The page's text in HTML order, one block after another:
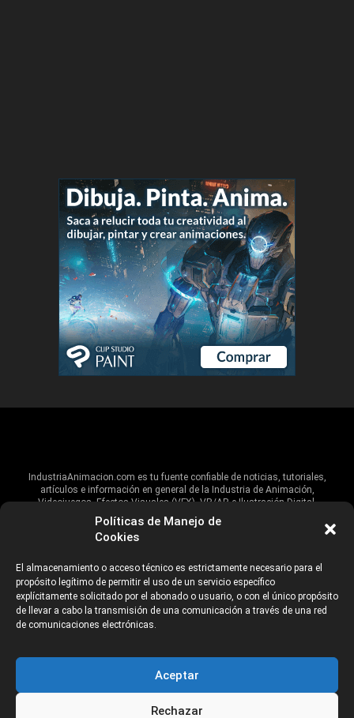
Políticas de Manejo de
Cookies
El almacenamiento o acceso técnico es estrictamente necesario para el
propósito legítimo de permitir el uso de un servicio específico
explícitamente solicitado por el abonado o usuario, o con el único propósito
de llevar a cabo la transmisión de una comunicación a través de una red
de comunicaciones electrónicas.
Aceptar
Rechazar
IndustriaAnimacion.com es tu fuente confiable de noticias, tutoriales,
artículos e información en general de la Industria de Animación,
Videojuegos, Efectos Visuales (VFX), VR/AR e Ilustración Digital.
Hablamos de estas industrias y su alcance global, pero damos un énfasis
especial al talento, estudios, escuelas, eventos y organizaciones que
ANUNCIANTES AVISO DE PRIVACIDAD
©2026 Industria Networks